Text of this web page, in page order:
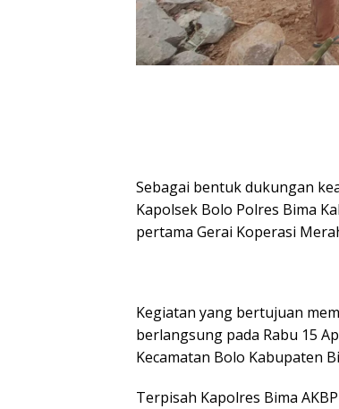
Sebagai bentuk dukungan
Kapolsek Bolo Polres Bima
pertama Gerai Koperasi
Kegiatan yang bertujuan
berlangsung pada Rabu 15
Kecamatan Bolo Kabupaten
Terpisah Kapolres Bima